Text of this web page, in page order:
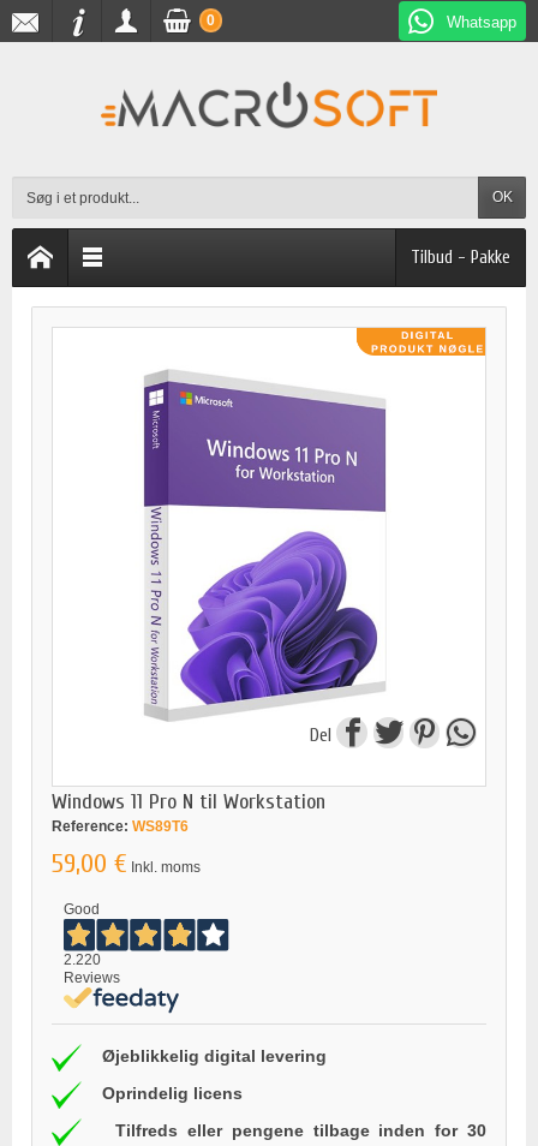
Whatsapp
OK
0
Tilbud - Pakke
Del
Windows 11 Pro N til Workstation
Reference: WS89T6
59,00 € Inkl. moms
Good
2.220
Reviews
Øjeblikkelig digital levering
Oprindelig licens
Tilfreds eller pengene tilbage inden for 30